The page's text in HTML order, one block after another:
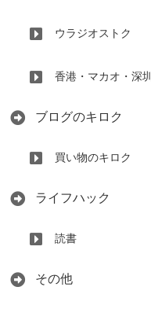
ウラジオストク
香港・マカオ・深圳
ブログのキロク
買い物のキロク
ライフハック
読書
その他